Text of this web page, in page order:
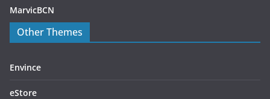
MarvicBCN
Other Themes
Envince
eStore